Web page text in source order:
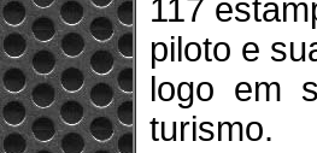
117
piloto e
logo em
turismo.